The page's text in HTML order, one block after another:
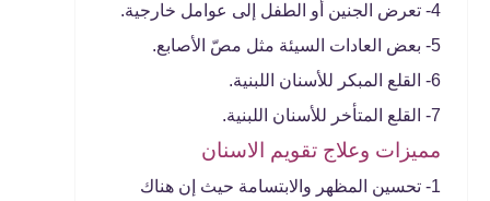
4- تعرض الجنين أو الطفل إلى عوامل خارجية.
5- بعض العادات السيئة مثل مصّ الأصابع.
6- القلع المبكر للأسنان اللبنية.
7- القلع المتأخر للأسنان اللبنية.
مميزات وعلاج تقويم الاسنان
1- تحسين المظهر والابتسامة حيث إن هناك